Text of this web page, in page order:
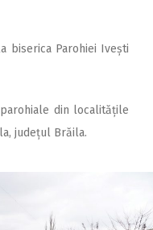
biserica Parohiei Ivești
din localitățile
județul Brăila.